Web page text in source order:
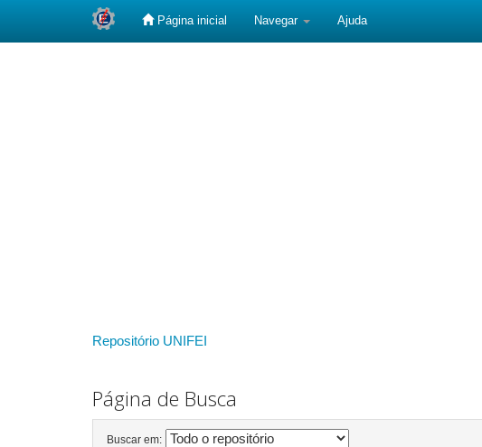
Página inicial Navegar Ajuda
Repositório UNIFEI
Página de Busca
Buscar em: